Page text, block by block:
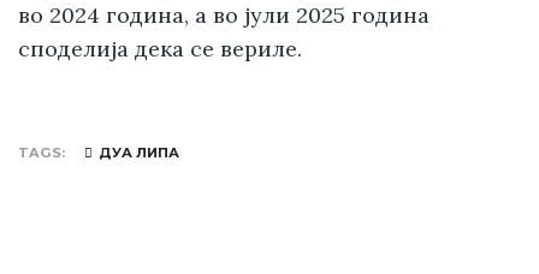
во 2024 година, а во јули 2025 година
споделија дека се вериле.
TAGS ДУА ЛИПА